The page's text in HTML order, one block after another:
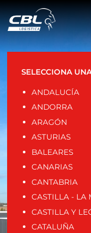
SELECCIONA
ANDALUCÍA
ANDORRA
ARAGÓN
ASTURIAS
BALEARES
CANARIAS
CANTABRIA
CASTILLA - LA
CASTILLA Y
CATALUÑA